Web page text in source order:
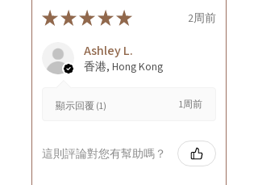
★★★★★ 2周前
Ashley L.
香港, Hong Kong
顯示回覆 (1) 1周前
這則評論對您有幫助嗎？